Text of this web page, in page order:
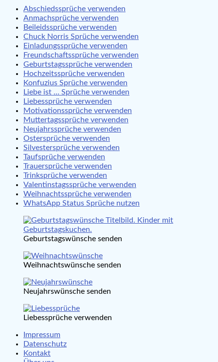
Abschiedssprüche verwenden
Anmachsprüche verwenden
Beileidssprüche verwenden
Chuck Norris Sprüche verwenden
Einladungssprüche verwenden
Freundschaftssprüche verwenden
Geburtstagssprüche verwenden
Hochzeitssprüche verwenden
Konfuzius Sprüche verwenden
Liebe ist … Sprüche verwenden
Liebessprüche verwenden
Motivationssprüche verwenden
Muttertagssprüche verwenden
Neujahrssprüche verwenden
Ostersprüche verwenden
Silvestersprüche verwenden
Taufsprüche verwenden
Trauersprüche verwenden
Trinksprüche verwenden
Valentinstagssprüche verwenden
Weihnachtssprüche verwenden
WhatsApp Status Sprüche nutzen
Geburtstagswünsche senden
Weihnachtswünsche senden
Neujahrswünsche senden
Liebessprüche verwenden
Impressum
Datenschutz
Kontakt